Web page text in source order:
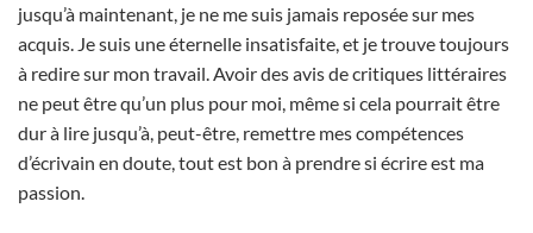
jusqu’à maintenant, je ne me suis jamais reposée sur mes
acquis. Je suis une éternelle insatisfaite, et je trouve toujours
à redire sur mon travail. Avoir des avis de critiques littéraires
ne peut être qu’un plus pour moi, même si cela pourrait être
dur à lire jusqu’à, peut-être, remettre mes compétences
d’écrivain en doute, tout est bon à prendre si écrire est ma
passion.